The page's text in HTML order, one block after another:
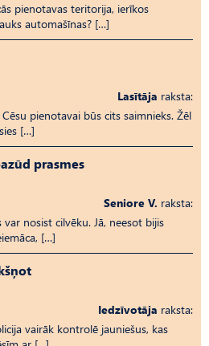
pienotavas teritorija, ierīkos
automašīnas? […]
Lasītāja raksta:
pienotavai būs cits saimnieks. Žēl
[…]
prasmes
Seniore V. raksta:
nosist cilvēku. Jā, neesot bijis
[…]
Iedzīvotāja raksta:
vairāk kontrolē jauniešus, kas